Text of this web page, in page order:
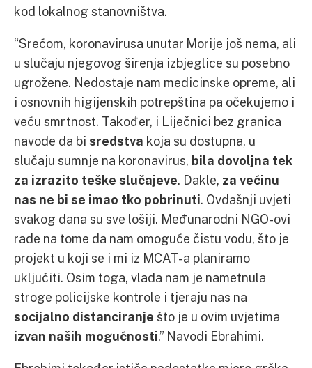
kod lokalnog stanovništva.
“Srećom, koronavirusa unutar Morije još nema, ali
u slučaju njegovog širenja izbjeglice su posebno
ugrožene. Nedostaje nam medicinske opreme, ali
i osnovnih higijenskih potrepština pa očekujemo i
veću smrtnost. Također, i Liječnici bez granica
navode da bi sredstva koja su dostupna, u
slučaju sumnje na koronavirus, bila dovoljna tek
za izrazito teške slučajeve. Dakle, za većinu
nas ne bi se imao tko pobrinuti. Ovdašnji uvjeti
svakog dana su sve lošiji. Međunarodni NGO-ovi
rade na tome da nam omoguće čistu vodu, što je
projekt u koji se i mi iz MCAT-a planiramo
uključiti. Osim toga, vlada nam je nametnula
stroge policijske kontrole i tjeraju nas na
socijalno distanciranje što je u ovim uvjetima
izvan naših mogućnosti.” Navodi Ebrahimi.